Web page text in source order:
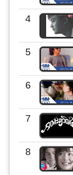
4
5
6
7
8